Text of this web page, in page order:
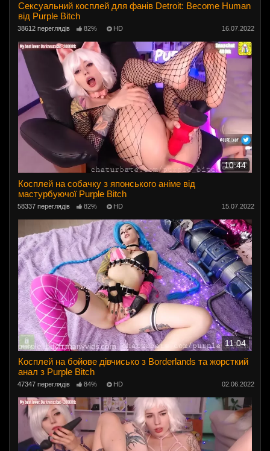
Сексуальний косплей для фанів Detroit: Become Human
від Purple Bitch
38612 переглядів 82% HD 16.07.2022
10:44
Косплей на собачку з японського аніме від
мастурбуючої Purple Bitch
58337 переглядів 82% HD 15.07.2022
11:04
Косплей на бойове дівчисько з Borderlands та жорсткий
анал з Purple Bitch
47347 переглядів 84% HD 02.06.2022